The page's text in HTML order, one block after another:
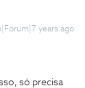
years ago
só precisa